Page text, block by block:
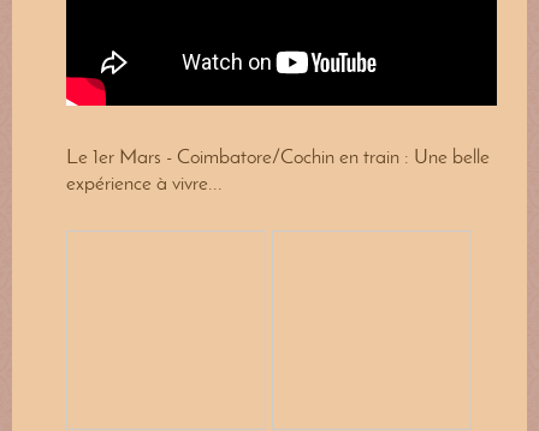
Le 1er Mars - Coimbatore/Cochin en train : Une belle
expérience à vivre...